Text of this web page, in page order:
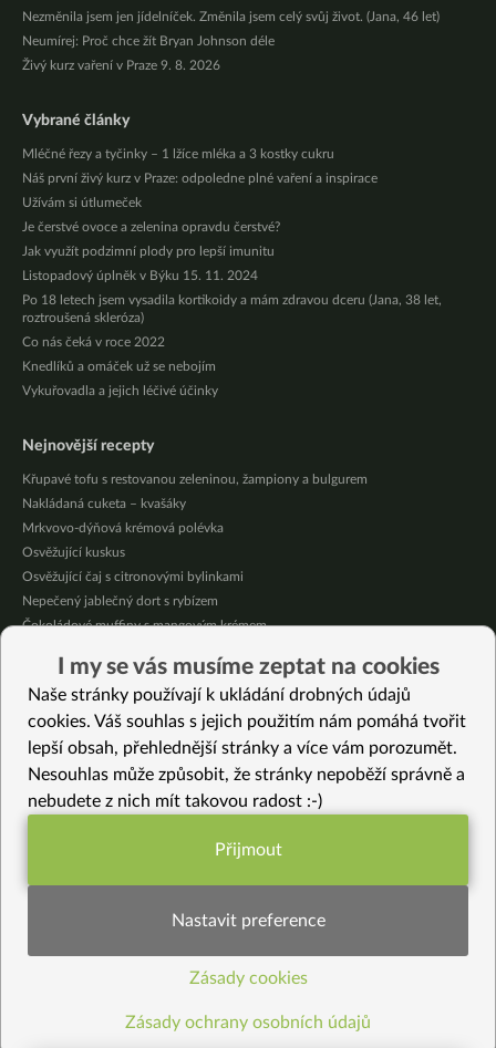
Nezměnila jsem jen jídelníček. Změnila jsem celý svůj život. (Jana, 46 let)
Neumírej: Proč chce žít Bryan Johnson déle
Živý kurz vaření v Praze 9. 8. 2026
Vybrané články
Mléčné řezy a tyčinky – 1 lžíce mléka a 3 kostky cukru
Náš první živý kurz v Praze: odpoledne plné vaření a inspirace
Užívám si útlumeček
Je čerstvé ovoce a zelenina opravdu čerstvé?
Jak využít podzimní plody pro lepší imunitu
Listopadový úplněk v Býku 15. 11. 2024
Po 18 letech jsem vysadila kortikoidy a mám zdravou dceru (Jana, 38 let,
roztroušená skleróza)
Co nás čeká v roce 2022
Knedlíků a omáček už se nebojím
Vykuřovadla a jejich léčivé účinky
Nejnovější recepty
Křupavé tofu s restovanou zeleninou, žampiony a bulgurem
Nakládaná cuketa – kvašáky
Mrkvovo-dýňová krémová polévka
Osvěžující kuskus
Osvěžující čaj s citronovými bylinkami
Nepečený jablečný dort s rybízem
Čokoládové muffiny s mangovým krémem
Krémová zeleninová polévka s koprem a vločkami
Celozrnná rýže basmati se zeleninou
Vybrané recepty
Čočková polévka po indicku
Bezinková marmeláda bez cukru
Pomazánka z mrkvové natě
Černé sojové boby s rýží a čirokem – přirozeně sladká příloha
Slaný bezlepkový koláč s brokolicí
I my se vás musíme zeptat na cookies
Naše stránky používají k ukládání drobných údajů
cookies. Váš souhlas s jejich použitím nám pomáhá tvořit
lepší obsah, přehlednější stránky a více vám porozumět.
Nesouhlas může způsobit, že stránky nepoběží správně a
nebudete z nich mít takovou radost :-)
Funkční nastavení potřebujeme (vždy
Statistiky pro lepší obsah
Přijmout
Nastavit preference
Zásady cookies
Zásady ochrany osobních údajů